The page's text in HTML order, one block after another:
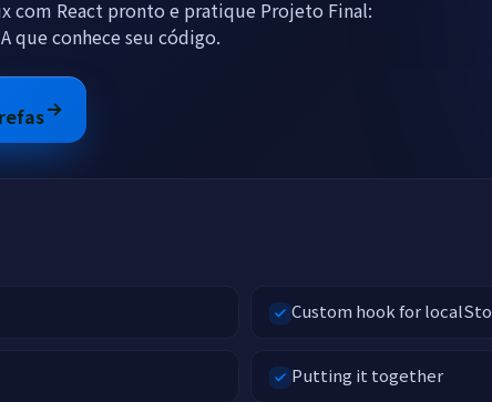
com React pronto e pratique Projeto Final:
que conhece seu código.
Custom hook for
Putting it together